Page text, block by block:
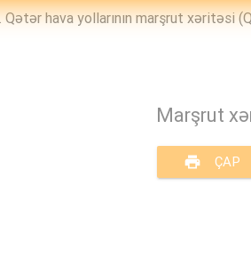
hava yollarının marşrut xəritəsi
Marşrut
print ÇAP